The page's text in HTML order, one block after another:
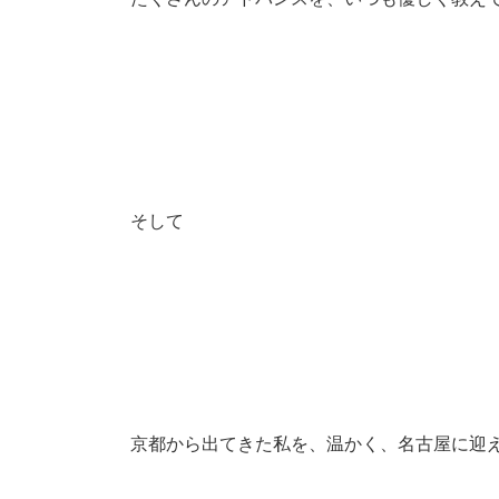
そして
京都から出てきた私を、温かく、名古屋に迎